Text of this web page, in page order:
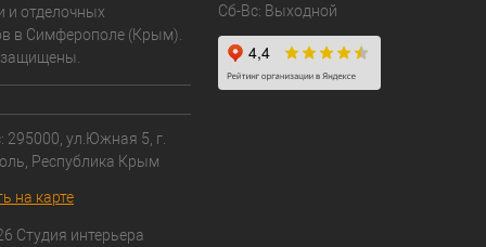
и отделочных
в Симферополе (Крым).
295000, ул.Южная 5, г.
Республика Крым
на карте
Студия интерьера
Сб-Вс: Выходной